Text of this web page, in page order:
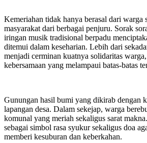
Kemeriahan tidak hanya berasal dari warga
masyarakat dari berbagai penjuru. Sorak
iringan musik tradisional berpadu
ditemui dalam keseharian. Lebih dari
menjadi cerminan kuatnya solidaritas
kebersamaan yang melampaui batas-batas
Gunungan hasil bumi yang dikirab dengan
lapangan desa. Dalam sekejap, warga
komunal yang meriah sekaligus sarat
sebagai simbol rasa syukur sekaligus doa
memberi kesuburan dan keberkahan.